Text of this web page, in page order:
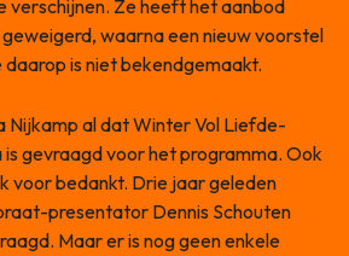
verschijnen. Ze heeft het aanbod
geweigerd, waarna een nieuw voorstel
is niet bekendgemaakt.
Nijkamp al dat Winter Vol Liefde-
gevraagd voor het programma. Ook
voor bedankt. Drie jaar geleden
presentator Dennis Schouten
Maar er is nog geen enkele